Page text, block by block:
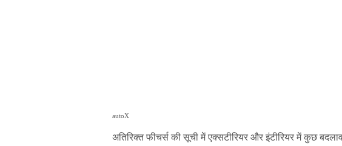
autoX
अतिरिक्त फीचर्स की सूची में एक्सटीरियर और इंटीरियर में कुछ